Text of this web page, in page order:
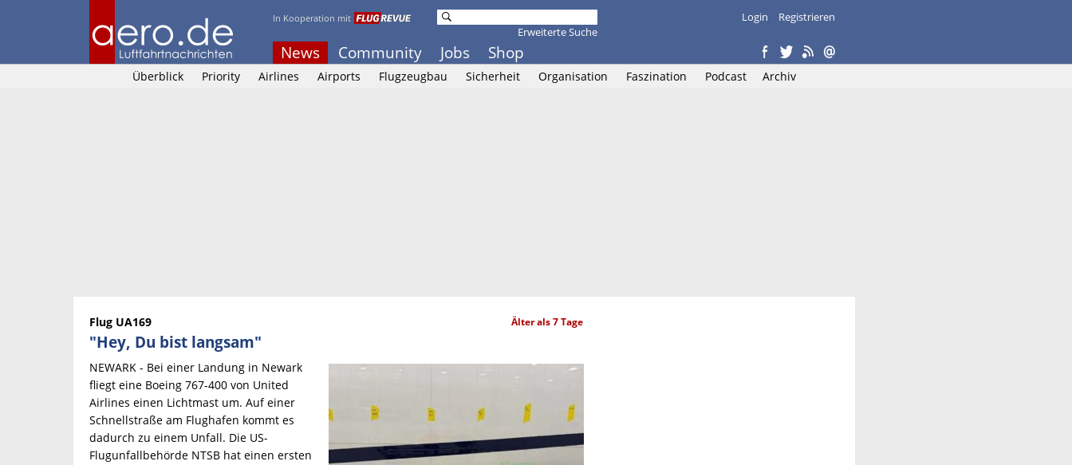
In Kooperation mit
News Community Jobs Shop
Erweiterte Suche
Login Registrieren
Überblick Priority Airlines Airports Flugzeugbau Sicherheit Organisation Faszination Podcast Archiv
Flug UA169 Älter als 7 Tage
"Hey, Du bist langsam"
NEWARK - Bei einer Landung in Newark
fliegt eine Boeing 767-400 von United
Airlines einen Lichtmast um. Auf einer
Schnellstraße am Flughafen kommt es
dadurch zu einem Unfall. Die US-
Flugunfallbehörde NTSB hat einen ersten